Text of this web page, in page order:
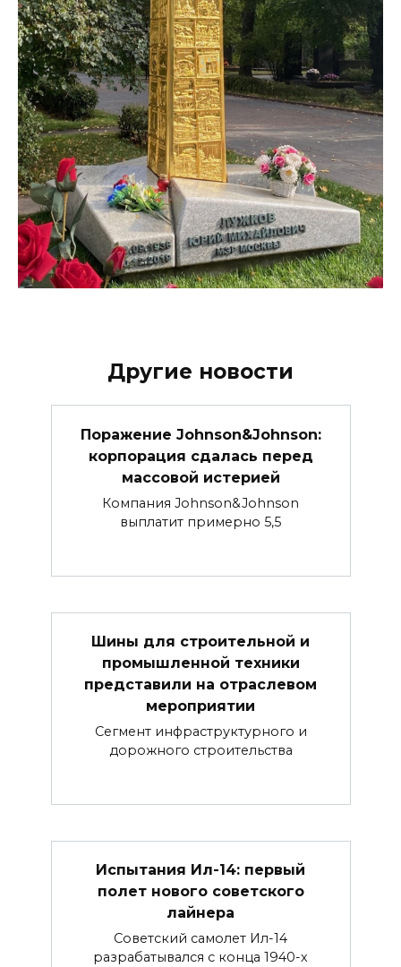
Другие новости
Поражение Johnson&Johnson:
корпорация сдалась перед
массовой истерией
Компания Johnson&Johnson
выплатит примерно 5,5
Шины для строительной и
промышленной техники
представили на отраслевом
мероприятии
Сегмент инфраструктурного и
дорожного строительства
Испытания Ил-14: первый
полет нового советского
лайнера
Советский самолет Ил-14
разрабатывался с конца 1940-х